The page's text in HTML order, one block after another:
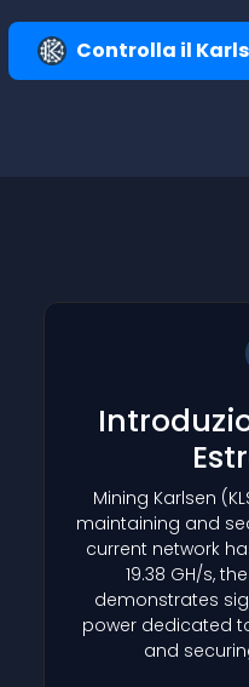
Controlla il
Mining Karlsen
maintaining and
current network
19.38 GH/s,
demonstrates
power dedicated
and